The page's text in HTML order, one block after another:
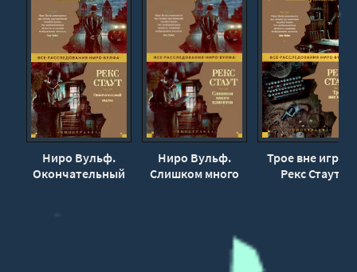
Ниро Вульф.
Окончательный
Ниро Вульф.
Слишком много
Трое вне игры -
Рекс Стаут